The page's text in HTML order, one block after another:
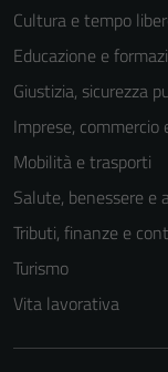
Cultura e tempo
Educazione e
Giustizia, sicurezza
Imprese, commercio
Mobilità e trasporti
Salute, benessere e
Tributi, finanze e
Turismo
Vita lavorativa